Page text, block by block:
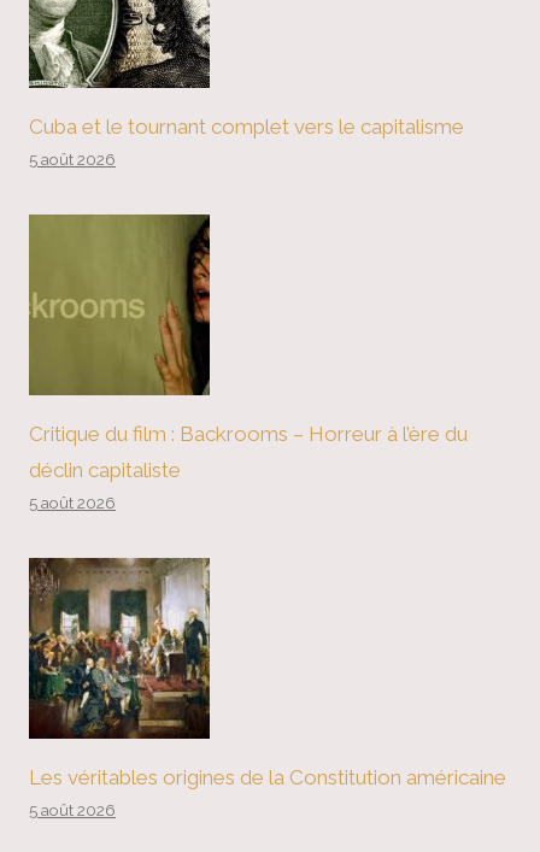
Cuba et le tournant complet vers le capitalisme
5 août 2026
Critique du film : Backrooms – Horreur à l’ère du
déclin capitaliste
5 août 2026
Les véritables origines de la Constitution américaine
5 août 2026